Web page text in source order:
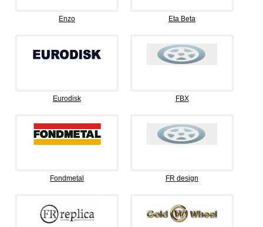
Enzo Eta Beta
Eurodisk FBX
Fondmetal FR design